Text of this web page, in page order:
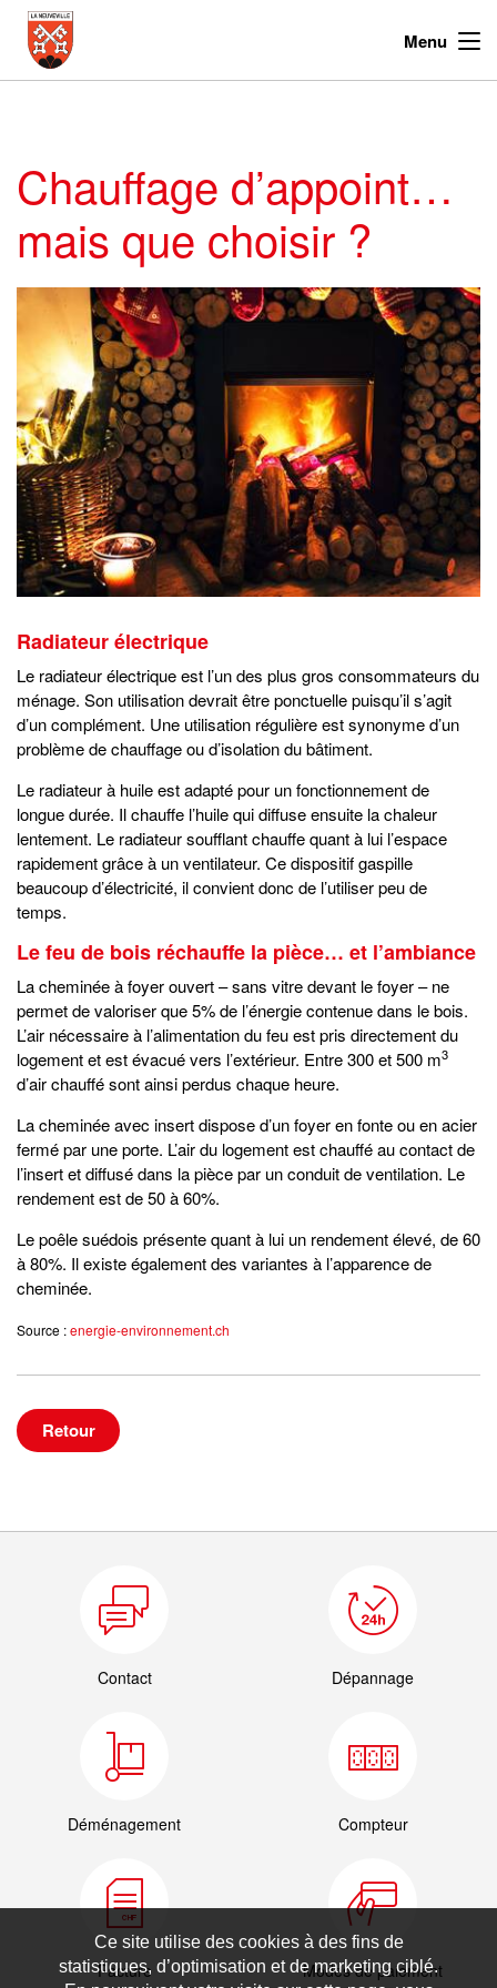
Menu
Chauffage d’appoint…
mais que choisir ?
Radiateur électrique
Le radiateur électrique est l’un des plus gros consommateurs du
ménage. Son utilisation devrait être ponctuelle puisqu’il s’agit
d’un complément. Une utilisation régulière est synonyme d’un
problème de chauffage ou d’isolation du bâtiment.
Le radiateur à huile est adapté pour un fonctionnement de
longue durée. Il chauffe l’huile qui diffuse ensuite la chaleur
lentement. Le radiateur soufflant chauffe quant à lui l’espace
rapidement grâce à un ventilateur. Ce dispositif gaspille
beaucoup d’électricité, il convient donc de l’utiliser peu de
temps.
Le feu de bois réchauffe la pièce… et l’ambiance
La cheminée à foyer ouvert – sans vitre devant le foyer – ne
permet de valoriser que 5% de l’énergie contenue dans le bois.
L’air nécessaire à l’alimentation du feu est pris directement du
logement et est évacué vers l’extérieur. Entre 300 et 500 m3
d’air chauffé sont ainsi perdus chaque heure.
La cheminée avec insert dispose d’un foyer en fonte ou en acier
fermé par une porte. L’air du logement est chauffé au contact de
l’insert et diffusé dans la pièce par un conduit de ventilation. Le
rendement est de 50 à 60%.
Le poêle suédois présente quant à lui un rendement élevé, de 60
à 80%. Il existe également des variantes à l’apparence de
cheminée.
Source :energie-environnement.ch
Retour
Contact Dépannage
Déménagement Compteur
Facture Modes de paiement
Ce site utilise des cookies à des fins de
statistiques, d’optimisation et de marketing ciblé.